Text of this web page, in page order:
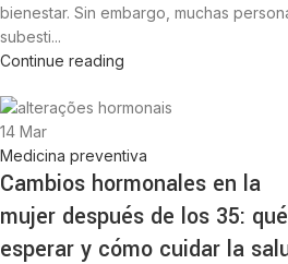
bienestar. Sin embargo, muchas
subesti...
Continue reading
14 Mar
Medicina preventiva
Cambios hormonales en la
mujer después de los 35: qué
esperar y cómo cuidar la